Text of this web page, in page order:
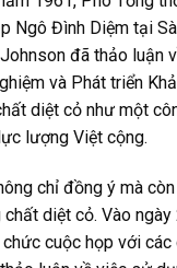
Ngô Đình Diệm tại
đã thảo luận
và Phát triển
diệt cỏ như một
lượng Việt cộng.
chỉ đồng ý mà
diệt cỏ. Vào ngày
cuộc họp với